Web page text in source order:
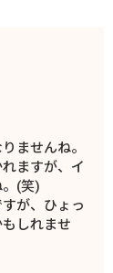
ませんね。
ますが、イ
(笑)
が、ひょっ
しれませ